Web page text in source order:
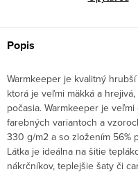
Popis
Warmkeeper je kvalitný
ktorá je veľmi mäkká a
počasia. Warmkeeper je
farebných variantoch a
330 g/m2 a so zložením 56%
Látka je ideálna na šitie
nákrčníkov, teplejšie šaty či